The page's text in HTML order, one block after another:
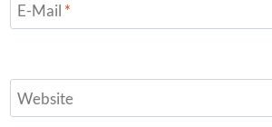
E-Mail *
Website